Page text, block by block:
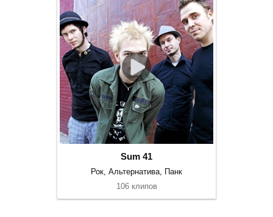
Sum 41
Рок, Альтернатива, Панк
106 клипов